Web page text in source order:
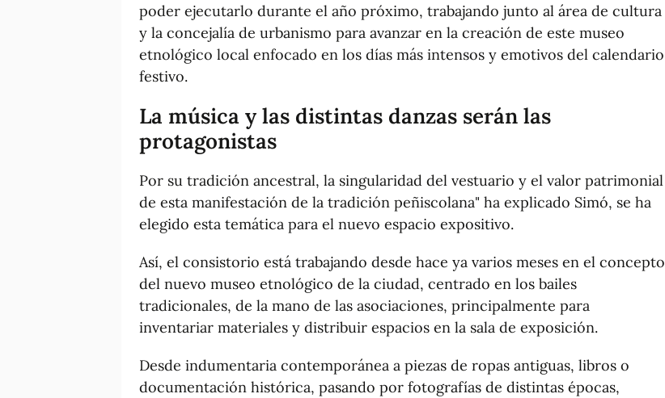
poder ejecutarlo durante el año próximo, trabajando junto al área de cultura
y la concejalía de urbanismo para avanzar en la creación de este museo
etnológico local enfocado en los días más intensos y emotivos del calendario
festivo.
La música y las distintas danzas serán las
protagonistas
Por su tradición ancestral, la singularidad del vestuario y el valor patrimonial
de esta manifestación de la tradición peñiscolana" ha explicado Simó, se ha
elegido esta temática para el nuevo espacio expositivo.
Así, el consistorio está trabajando desde hace ya varios meses en el concepto
del nuevo museo etnológico de la ciudad, centrado en los bailes
tradicionales, de la mano de las asociaciones, principalmente para
inventariar materiales y distribuir espacios en la sala de exposición.
Desde indumentaria contemporánea a piezas de ropas antiguas, libros o
documentación histórica, pasando por fotografías de distintas épocas,